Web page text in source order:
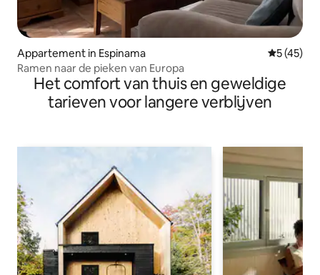
Appartement in Espinama
5 (45)
Ramen naar de pieken van Europa
Het comfort van thuis en geweldige
tarieven voor langere verblijven